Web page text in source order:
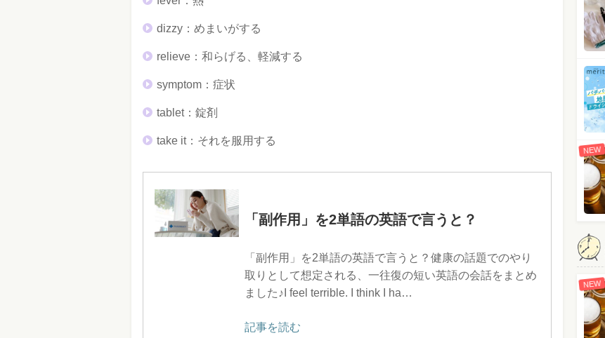
dizzy：めまいがする
relieve：和らげる、軽減する
symptom：症状
tablet：錠剤
take it：それを服用する
「副作用」を2単語の英語で言うと？
「副作用」を2単語の英語で言うと？健康の話題でのやり
取りとして想定される、一往復の短い英語の会話をまとめ
ました♪I feel terrible. I think I ha…
記事を読む
NEW
NEW